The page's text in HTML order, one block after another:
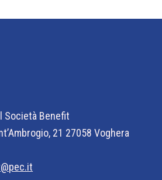
Società Benefit
21 27058 Voghera